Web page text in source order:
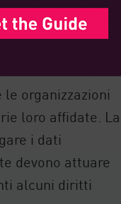
Rule, che
Sanitarie
organizzazioni
loro affidate. La
i dati
devono attuare
alcuni diritti